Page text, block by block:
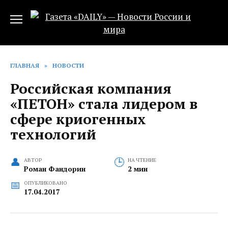
ГЛАВНАЯ » НОВОСТИ
Российская компания
«ПЕТОН» стала лидером в
сфере криогенных
технологий
АВТОР
Роман Фандорин
НА ЧТЕНИЕ
2 мин
ОПУБЛИКОВАНО
17.04.2017